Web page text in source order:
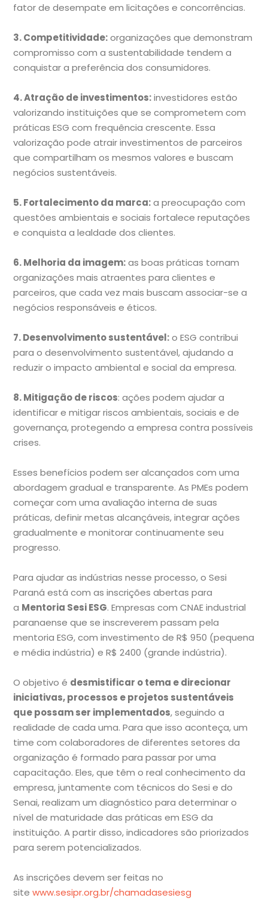
fator de desempate em licitações e concorrências.
3. Competitividade: organizações que demonstram
compromisso com a sustentabilidade tendem a
conquistar a preferência dos consumidores.
4. Atração de investimentos: investidores estão
valorizando instituições que se comprometem com
práticas ESG com frequência crescente. Essa
valorização pode atrair investimentos de parceiros
que compartilham os mesmos valores e buscam
negócios sustentáveis.
5. Fortalecimento da marca: a preocupação com
questões ambientais e sociais fortalece reputações
e conquista a lealdade dos clientes.
6. Melhoria da imagem: as boas práticas tornam
organizações mais atraentes para clientes e
parceiros, que cada vez mais buscam associar-se a
negócios responsáveis e éticos.
7. Desenvolvimento sustentável: o ESG contribui
para o desenvolvimento sustentável, ajudando a
reduzir o impacto ambiental e social da empresa.
8. Mitigação de riscos: ações podem ajudar a
identificar e mitigar riscos ambientais, sociais e de
governança, protegendo a empresa contra possíveis
crises.
Esses benefícios podem ser alcançados com uma
abordagem gradual e transparente. As PMEs podem
começar com uma avaliação interna de suas
práticas, definir metas alcançáveis, integrar ações
gradualmente e monitorar continuamente seu
progresso.
Para ajudar as indústrias nesse processo, o Sesi
Paraná está com as inscrições abertas para
a Mentoria Sesi ESG. Empresas com CNAE industrial
paranaense que se inscreverem passam pela
mentoria ESG, com investimento de R$ 950 (pequena
e média indústria) e R$ 2400 (grande indústria).
O objetivo é desmistificar o tema e direcionar
iniciativas, processos e projetos sustentáveis
que possam ser implementados, seguindo a
realidade de cada uma. Para que isso aconteça, um
time com colaboradores de diferentes setores da
organização é formado para passar por uma
capacitação. Eles, que têm o real conhecimento da
empresa, juntamente com técnicos do Sesi e do
Senai, realizam um diagnóstico para determinar o
nível de maturidade das práticas em ESG da
instituição. A partir disso, indicadores são priorizados
para serem potencializados.
As inscrições devem ser feitas no
site www.sesipr.org.br/chamadasesiesg